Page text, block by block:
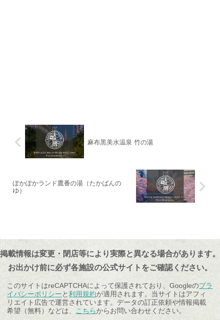
麻布黒美水温泉 竹の湯
ぽかぽかランド鷹番の湯（たかばんの
ゆ）
掲載情報は変更・閉店等により実際と異なる場合があります。
お出かけ前に必ず各施設の公式サイトをご確認ください。
このサイトはreCAPTCHAによって保護されており、Googleのプラ
イバシーポリシーと利用規約が適用されます。当サイトはアフィ
リエイト広告で運営されています。データの訂正依頼や情報掲載
希望（無料）などは、 こちらからお問い合わせください。